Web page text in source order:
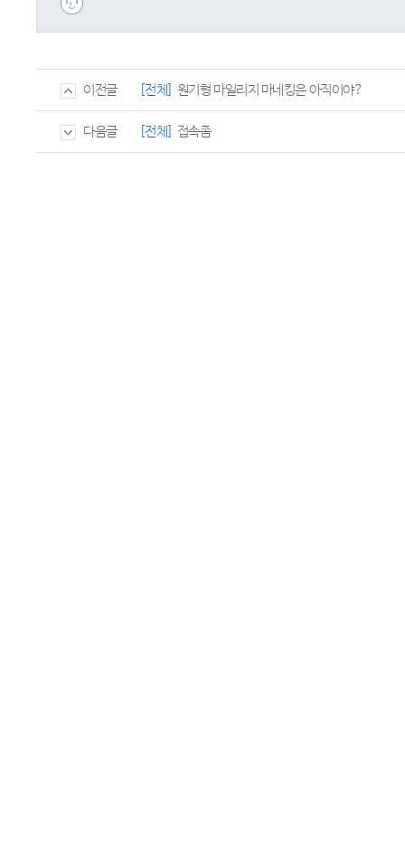
이전글 [전체] 원기형 마일리지 마네킹은 아직이야?
다음글 [전체] 접속좀